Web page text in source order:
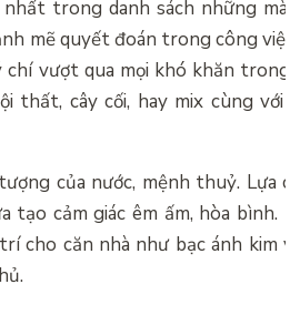
trong danh sách những
mẽ quyết đoán trong công
vượt qua mọi khó khăn
cây cối, hay mix cùng
của nước, mệnh thuỷ. Lựa
tạo cảm giác êm ấm, hòa
cho căn nhà như bạc ánh kim